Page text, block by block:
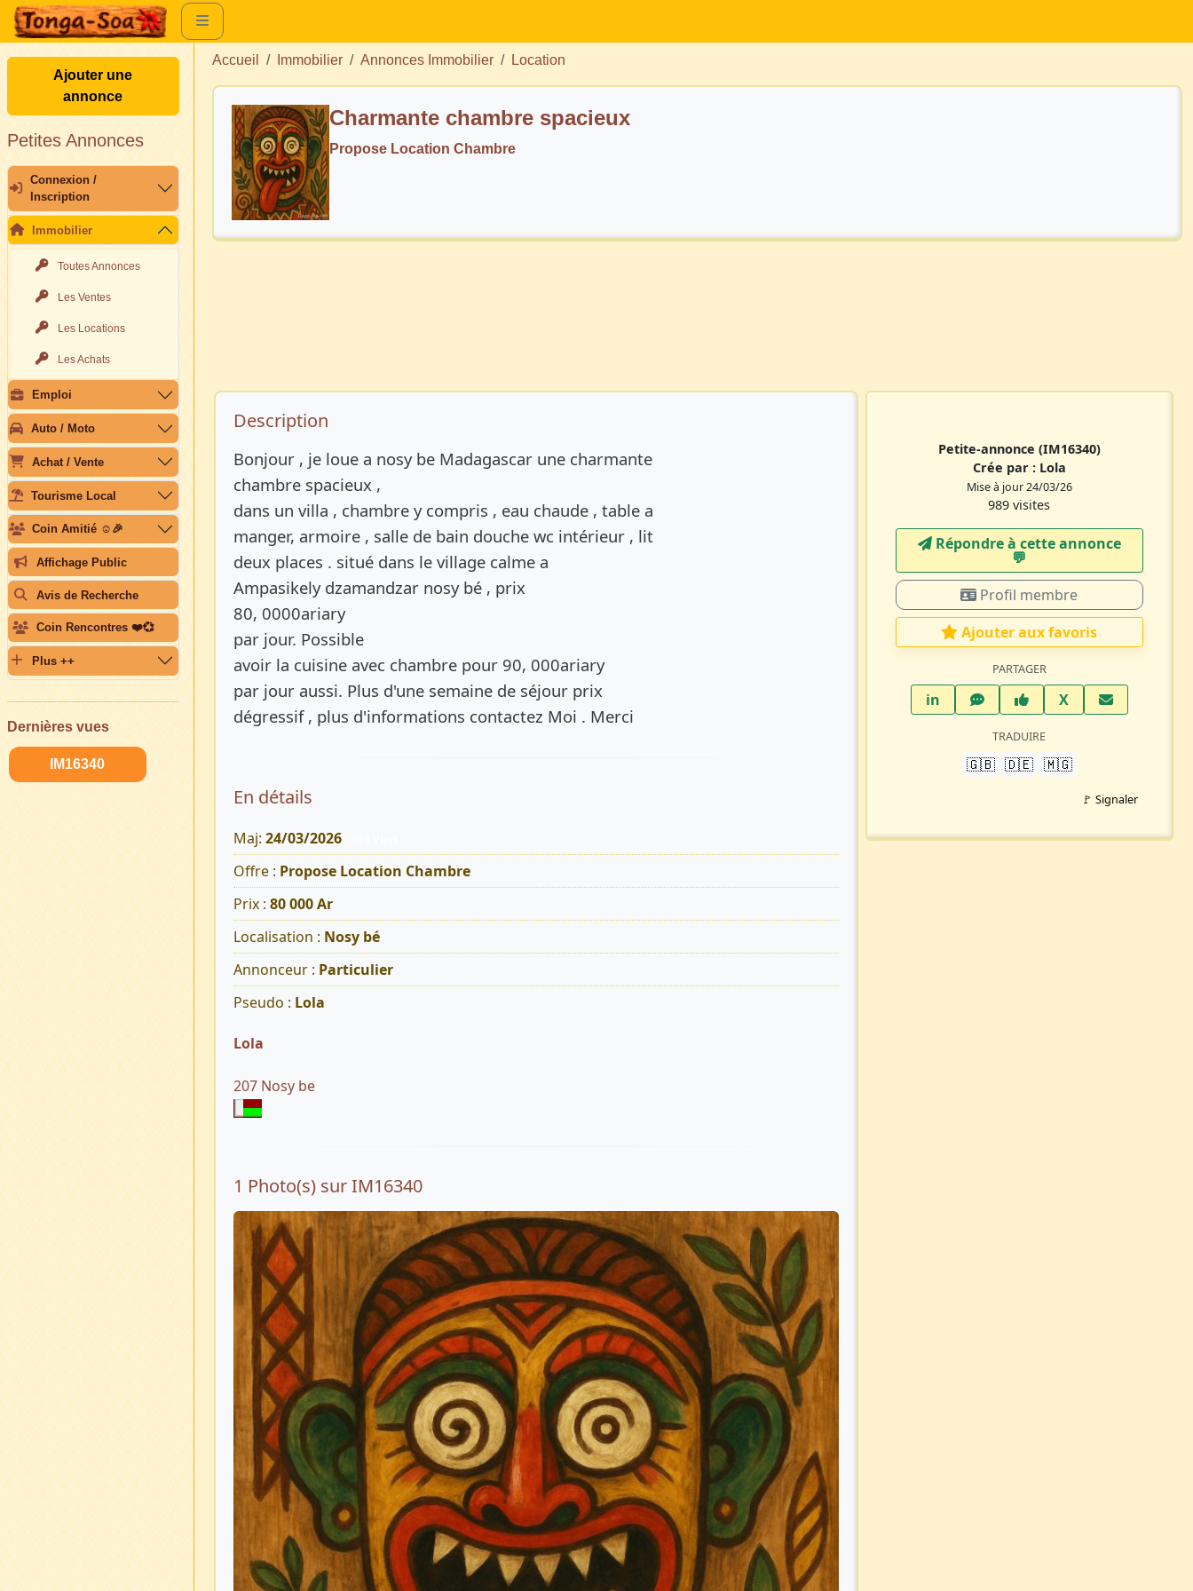
Ajouter une
annonce
Petites Annonces
Connexion /
Inscription
Immobilier
Toutes Annonces
Les Ventes
Les Locations
Les Achats
Emploi
Auto / Moto
Achat / Vente
Tourisme Local
Coin Amitié ☺️🎉
Affichage Public
Avis de Recherche
Coin Rencontres ❤️💞
Plus ++
Dernières vues
IM16340
Accueil Immobilier Annonces Immobilier Location
Charmante chambre spacieux
Propose Location Chambre
Description de l’annonce
Description
Bonjour , je loue a nosy be Madagascar une charmante
chambre spacieux ,
dans un villa , chambre y compris , eau chaude , table a
manger, armoire , salle de bain douche wc intérieur , lit
deux places . situé dans le village calme a
Ampasikely dzamandzar nosy bé , prix
80, 0000ariary
par jour. Possible
avoir la cuisine avec chambre pour 90, 000ariary
par jour aussi. Plus d'une semaine de séjour prix
dégressif , plus d'informations contactez Moi . Merci
En détails
Maj: 24/03/2026
Offre : Propose Location Chambre
Prix : 80 000 Ar
Localisation : Nosy bé
Annonceur : Particulier
Pseudo : Lola
Lola
207 Nosy be
1 Photo(s) sur IM16340
Petite-annonce (IM16340)
Crée par : Lola
Mise à jour 24/03/26
989 visites
Répondre à cette annonce
💬​
Profil membre
Ajouter aux favoris
PARTAGER
inLinkedInWhatsAppFacebook
XTwitter X
TRADUIRE
🇬🇧 🇩🇪 🇲🇬
🚩 Signaler